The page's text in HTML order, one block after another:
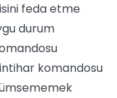
feda etme
durum
komandosu